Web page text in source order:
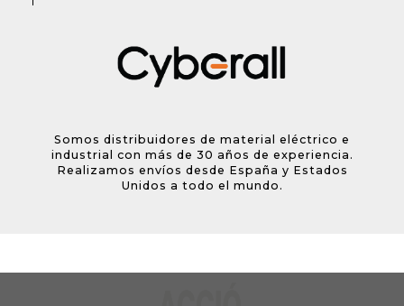
Somos distribuidores de material eléctrico e
industrial con más de 30 años de experiencia.
Realizamos envíos desde España y Estados
Unidos a todo el mundo.